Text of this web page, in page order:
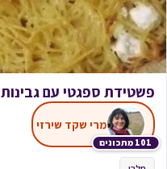
פשטידת ספגטי עם גבינות
101 מתכונים
מרי שקד שירזי